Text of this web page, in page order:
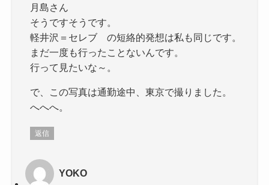
月島さん
そうですそうです。
軽井沢＝セレブ の短絡的発想は私も同じです。
まだ一度も行ったことないんです。
行って見たいな～。
で、この写真は通勤途中、東京で撮りました。
へへへ。
返信
YOKO